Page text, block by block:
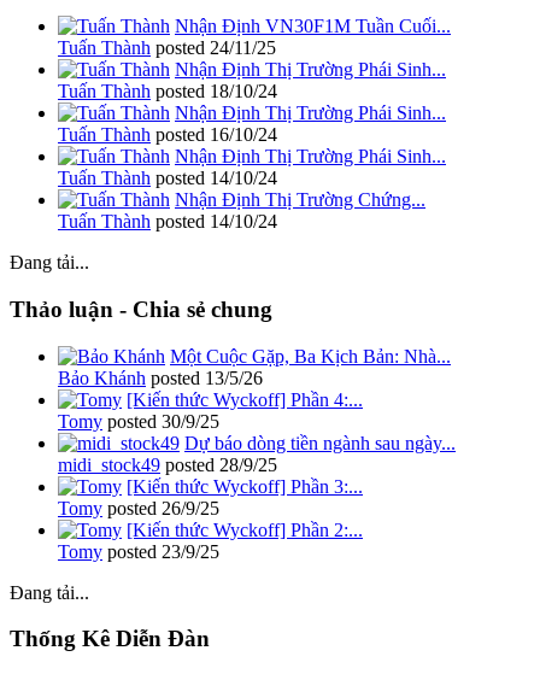
Nhận Định VN30F1M Tuần Cuối...
Tuấn Thành posted 24/11/25
Nhận Định Thị Trường Phái Sinh...
Tuấn Thành posted 18/10/24
Nhận Định Thị Trường Phái Sinh...
Tuấn Thành posted 16/10/24
Nhận Định Thị Trường Phái Sinh...
Tuấn Thành posted 14/10/24
Nhận Định Thị Trường Chứng...
Tuấn Thành posted 14/10/24
Đang tải...
Thảo luận - Chia sẻ chung
Một Cuộc Gặp, Ba Kịch Bản: Nhà...
Bảo Khánh posted 13/5/26
[Kiến thức Wyckoff] Phần 4:...
Tomy posted 30/9/25
Dự báo dòng tiền ngành sau ngày...
midi_stock49 posted 28/9/25
[Kiến thức Wyckoff] Phần 3:...
Tomy posted 26/9/25
[Kiến thức Wyckoff] Phần 2:...
Tomy posted 23/9/25
Đang tải...
Thống Kê Diễn Đàn